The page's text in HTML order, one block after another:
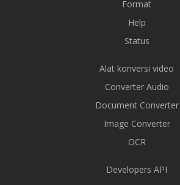
Format
Help
Status
Alat konversi video
Converter Audio
Document Converter
Image Converter
OCR
Developers API